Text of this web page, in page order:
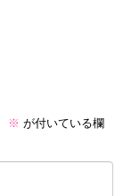
※ が付いている欄